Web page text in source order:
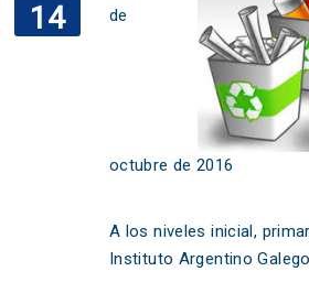
14
de
octubre de 2016
A los niveles inicial,
Instituto Argentino